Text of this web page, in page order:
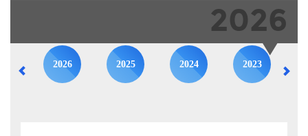
2026
2026 2025 2024 2023